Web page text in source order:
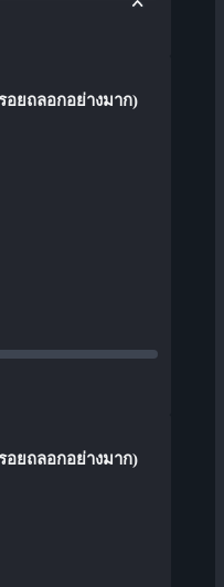
อยถลอกอย่างมาก)
อยถลอกอย่างมาก)